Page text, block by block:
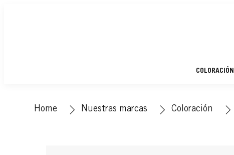
COLORACIÓN
Home Nuestras marcas Coloración